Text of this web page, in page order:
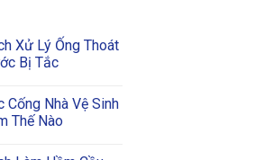
Xử Lý Ống Thoát
Bị Tắc
Cống Nhà Vệ Sinh
Thế Nào